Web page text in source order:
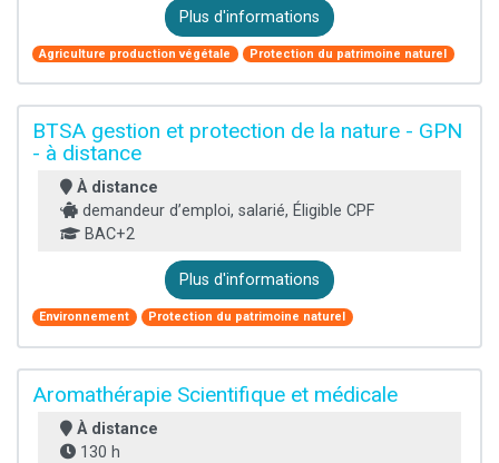
Plus d'informations
Agriculture production végétale Protection du patrimoine naturel
BTSA gestion et protection de la nature - GPN
- à distance
À distance
demandeur d’emploi, salarié, Éligible CPF
BAC+2
Plus d'informations
Environnement Protection du patrimoine naturel
Aromathérapie Scientifique et médicale
À distance
130 h